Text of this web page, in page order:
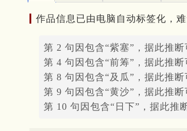
作品信息已由电脑自动标签化，难
第 2 句因包含“紫塞”，据此推断
第 4 句因包含“前筹”，据此推断
第 8 句因包含“及瓜”，据此推断
第 9 句因包含“黄沙”，据此推断
第 10 句因包含“日下”，据此推